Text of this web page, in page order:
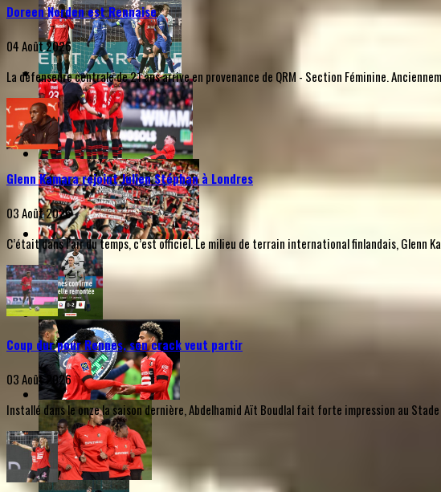
Doreen Norden est Rennaise
04 Août 2026
La défenseure centrale de 21 ans arrive en provenance de QRM - Section Féminine.
Glenn Kamara rejoint Julien Stéphan à Londres
03 Août 2026
C’était dans l’air du temps, c’est officiel. Le milieu de terrain international finlandais, Glenn
Coup dur pour Rennes, son crack veut partir
03 Août 2026
Installé dans le onze la saison dernière, Abdelhamid Aït Boudlal fait forte impression au